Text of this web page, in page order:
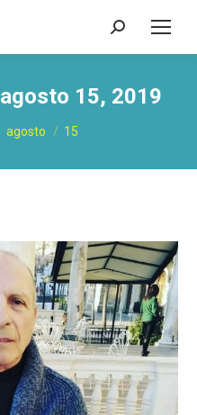
Buscar:
agosto 15, 2019
agosto 15